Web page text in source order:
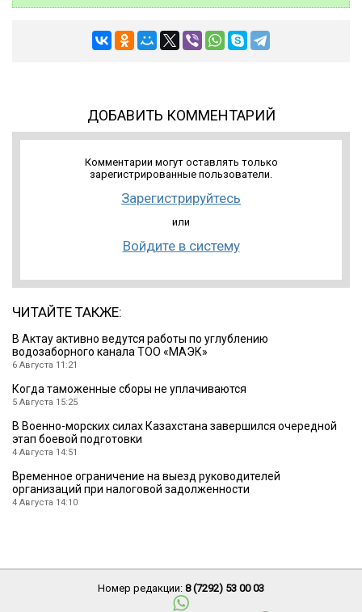
ДОБАВИТЬ КОММЕНТАРИЙ
Комментарии могут оставлять только
зарегистрированные пользователи.
Зарегистрируйтесь
или
Войдите в систему
ЧИТАЙТЕ ТАКЖЕ:
В Актау активно ведутся работы по углублению
водозаборного канала ТОО «МАЭК»
6 Августа 11:21
Когда таможенные сборы не уплачиваются
5 Августа 15:25
В Военно-морских силах Казахстана завершился очередной
этап боевой подготовки
4 Августа 14:51
Временное ограничение на выезд руководителей
организаций при налоговой задолженности
4 Августа 14:10
Номер редакции: 8 (7292) 53 00 03